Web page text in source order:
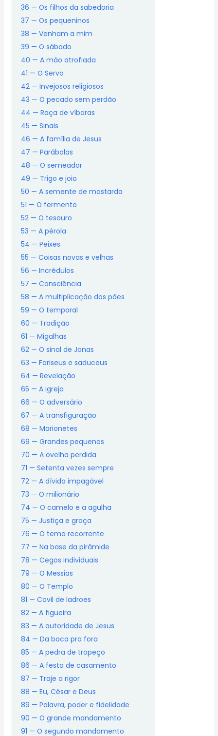
36 — Os filhos da sabedoria
37 — Os pequeninos
38 — Venham a mim
39 — O sábado
40 — A mão atrofiada
41 — O Servo
42 — Invejosos religiosos
43 — O pecado sem perdão
44 — Raça de víboras
45 — Sinais
46 — A família de Jesus
47 — Parábolas
48 — O semeador
49 — Trigo e joio
50 — A semente de mostarda
51 — O fermento
52 — O tesouro
53 — A pérola
54 — Peixes
55 — Coisas novas e velhas
56 — Incrédulos
57 — Consciência
58 — A multiplicação dos pães
59 — O temporal
60 — Tradição
61 — Migalhas
62 — O sinal de Jonas
63 — Fariseus e saduceus
64 — Revelação
65 — A igreja
66 — O adversário
67 — A transfiguração
68 — Marionetes
69 — Grandes pequenos
70 — A ovelha perdida
71 — Setenta vezes sempre
72 — A dívida impagável
73 — O milionário
74 — O camelo e a agulha
75 — Justiça e graça
76 — O tema recorrente
77 — Na base da pirâmide
78 — Cegos individuais
79 — O Messias
80 — O Templo
81 — Covil de ladroes
82 — A figueira
83 — A autoridade de Jesus
84 — Da boca pra fora
85 — A pedra de tropeço
86 — A festa de casamento
87 — Traje a rigor
88 — Eu, César e Deus
89 — Palavra, poder e fidelidade
90 — O grande mandamento
91 — O segundo mandamento